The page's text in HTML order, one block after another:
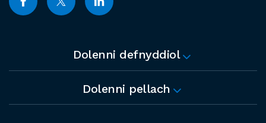
Dolenni defnyddiol
Dolenni pellach